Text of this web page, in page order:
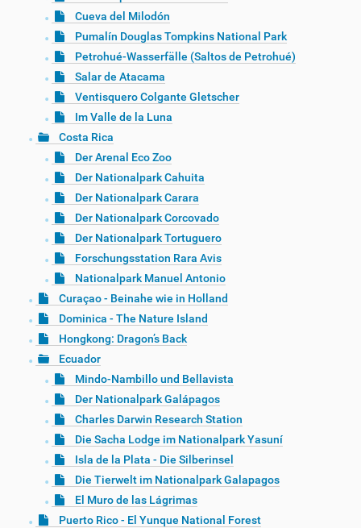
Cueva del Milodón
Pumalín Douglas Tompkins National Park
Petrohué-Wasserfälle (Saltos de Petrohué)
Salar de Atacama
Ventisquero Colgante Gletscher
Im Valle de la Luna
Costa Rica
Der Arenal Eco Zoo
Der Nationalpark Cahuita
Der Nationalpark Carara
Der Nationalpark Corcovado
Der Nationalpark Tortuguero
Forschungsstation Rara Avis
Nationalpark Manuel Antonio
Curaçao - Beinahe wie in Holland
Dominica - The Nature Island
Hongkong: Dragon’s Back
Ecuador
Mindo-Nambillo und Bellavista
Der Nationalpark Galápagos
Charles Darwin Research Station
Die Sacha Lodge im Nationalpark Yasuní
Isla de la Plata - Die Silberinsel
Die Tierwelt im Nationalpark Galapagos
El Muro de las Lágrimas
Puerto Rico - El Yunque National Forest